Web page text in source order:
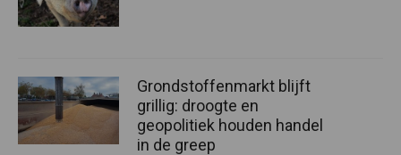
Grondstoffenmarkt blijft
grillig: droogte en
geopolitiek houden handel
in de greep